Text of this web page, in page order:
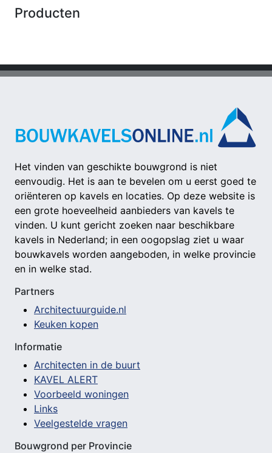
Producten
Het vinden van geschikte bouwgrond is niet
eenvoudig. Het is aan te bevelen om u eerst goed te
oriënteren op kavels en locaties. Op deze website is
een grote hoeveelheid aanbieders van kavels te
vinden. U kunt gericht zoeken naar beschikbare
kavels in Nederland; in een oogopslag ziet u waar
bouwkavels worden aangeboden, in welke provincie
en in welke stad.
Partners
Architectuurguide.nl
Keuken kopen
Informatie
Architecten in de buurt
KAVEL ALERT
Voorbeeld woningen
Links
Veelgestelde vragen
Bouwgrond per Provincie